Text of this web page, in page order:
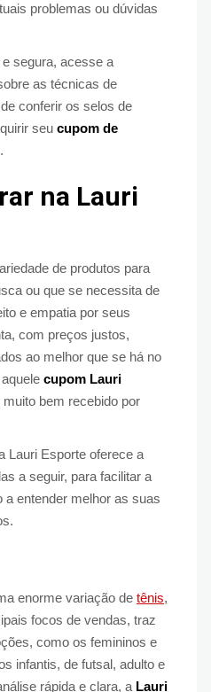
problemas ou dúvidas
segura, acesse a
as técnicas de
conferir os selos de
seu cupom de
.
na Lauri
de produtos para
ou que se necessita de
e empatia por seus
com preços justos,
ao melhor que se há no
cupom Lauri
bem recebido por
Lauri Esporte oferece a
a seguir, para facilitar a
a entender melhor as suas
enorme variação de tênis,
focos de vendas, traz
como os femininos e
infantis, de futsal, adulto e
rápida e clara, a Lauri